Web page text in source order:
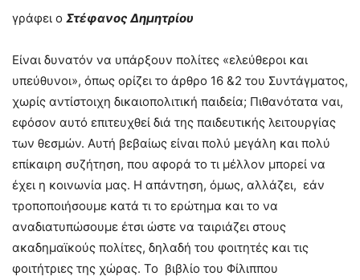
γράφει ο Στέφανος Δημητρίου
Είναι δυνατόν να υπάρξουν πολίτες «ελεύθεροι και
υπεύθυνοι», όπως ορίζει το άρθρο 16 &2 του Συντάγματος,
χωρίς αντίστοιχη δικαιοπολιτική παιδεία; Πιθανότατα ναι,
εφόσον αυτό επιτευχθεί διά της παιδευτικής λειτουργίας
των θεσμών. Αυτή βεβαίως είναι πολύ μεγάλη και πολύ
επίκαιρη συζήτηση, που αφορά το τι μέλλον μπορεί να
έχει η κοινωνία μας. Η απάντηση, όμως, αλλάζει, εάν
τροποποιήσουμε κατά τι το ερώτημα και το να
αναδιατυπώσουμε έτσι ώστε να ταιριάζει στους
ακαδημαϊκούς πολίτες, δηλαδή του φοιτητές και τις
φοιτήτριες της χώρας. Το βιβλίο του Φίλιππου